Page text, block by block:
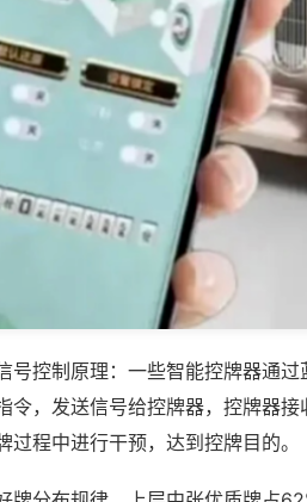
号控制原理：一些智能控牌器通
令，发送信号给控牌器，控牌器
过程中进行干预，达到控牌目的。